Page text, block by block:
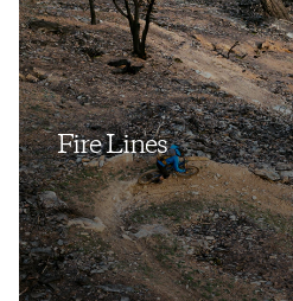
Fire Lines